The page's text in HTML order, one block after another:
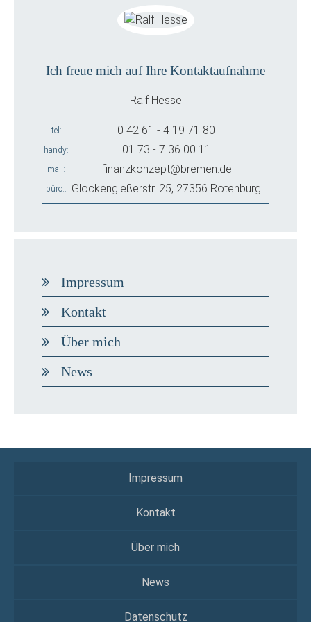
Ich freue mich auf Ihre Kontaktaufnahme
Ralf Hesse
tel 0 42 61 - 4 19 71 80
handy 01 73 - 7 36 00 11
mail finanzkonzept@bremen.de
büro: Glockengießerstr. 25, 27356 Rotenburg
Impressum
Kontakt
Über mich
News
Impressum
Kontakt
Über mich
News
Datenschutz